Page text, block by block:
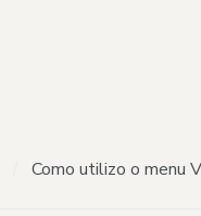
Como utilizo o menu